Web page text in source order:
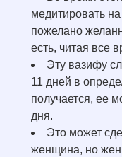
медитировать
пожелано
есть, читая все
Эту вазифу
11 дней в
получается, ее
дня.
Это может
женщина, но